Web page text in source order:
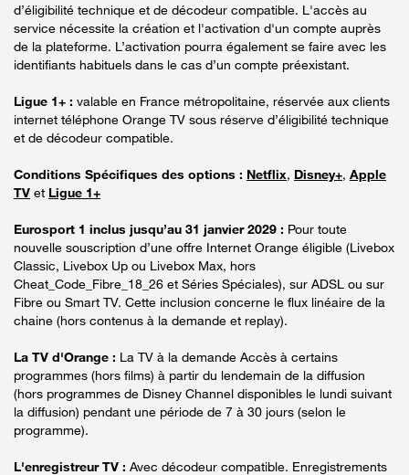
d’éligibilité technique et de décodeur compatible. L'accès au
service nécessite la création et l'activation d'un compte auprès
de la plateforme. L’activation pourra également se faire avec les
identifiants habituels dans le cas d’un compte préexistant.
Ligue 1+ : valable en France métropolitaine, réservée aux clients
internet téléphone Orange TV sous réserve d’éligibilité technique
et de décodeur compatible.
Conditions Spécifiques des options : Netflix, Disney+, Apple
TV et Ligue 1+
Eurosport 1 inclus jusqu’au 31 janvier 2029 : Pour toute
nouvelle souscription d’une offre Internet Orange éligible (Livebox
Classic, Livebox Up ou Livebox Max, hors
Cheat_Code_Fibre_18_26 et Séries Spéciales), sur ADSL ou sur
Fibre ou Smart TV. Cette inclusion concerne le flux linéaire de la
chaine (hors contenus à la demande et replay).
La TV d'Orange : La TV à la demande Accès à certains
programmes (hors films) à partir du lendemain de la diffusion
(hors programmes de Disney Channel disponibles le lundi suivant
la diffusion) pendant une période de 7 à 30 jours (selon le
programme).
L'enregistreur TV : Avec décodeur compatible. Enregistrements